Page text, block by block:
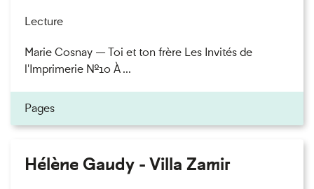
Lecture
Marie Cosnay — Toi et ton frère Les Invités de
l'Imprimerie n°10 À ...
Pages
Hélène Gaudy - Villa Zamir